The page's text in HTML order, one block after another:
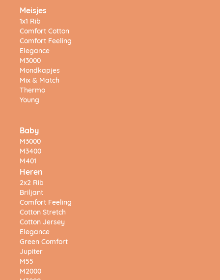
Meisjes
1x1 Rib
Comfort Cotton
Comfort Feeling
Elegance
M3000
Mondkapjes
Mix & Match
Thermo
Young
Baby
M3000
M3400
M401
Heren
2x2 Rib
Briljant
Comfort Feeling
Cotton Stretch
Cotton Jersey
Elegance
Green Comfort
Jupiter
M55
M2000